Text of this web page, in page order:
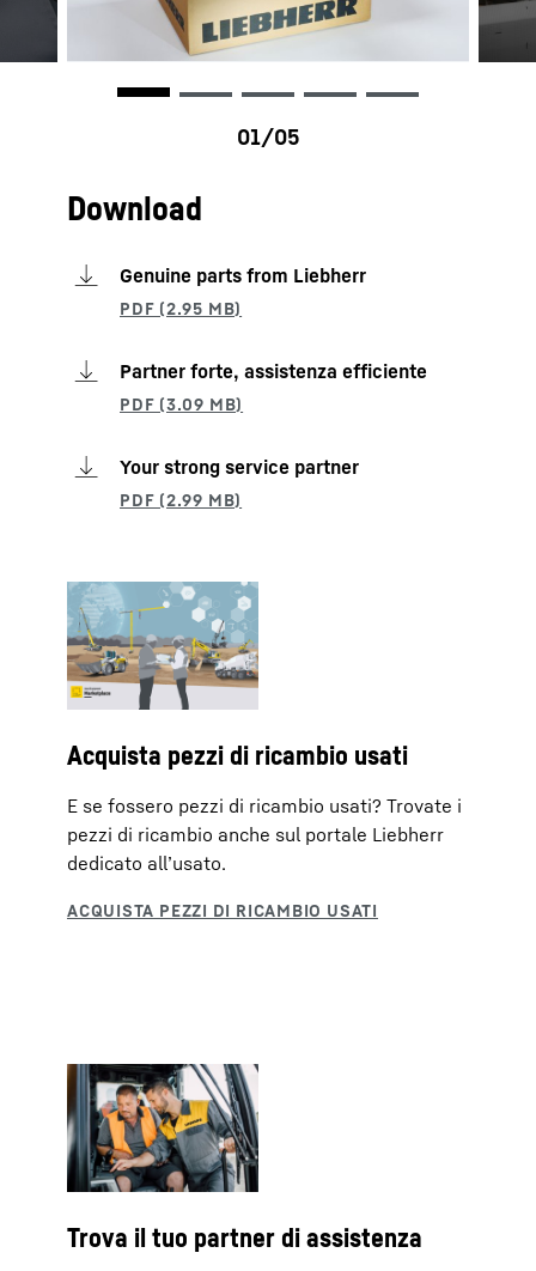
Download
Genuine parts from Liebherr
Partner forte, assistenza efficiente
Your strong service partner
Acquista pezzi di ricambio usati
E se fossero pezzi di ricambio usati? Trovate i
pezzi di ricambio anche sul portale Liebherr
dedicato all’usato.
Trova il tuo partner di assistenza